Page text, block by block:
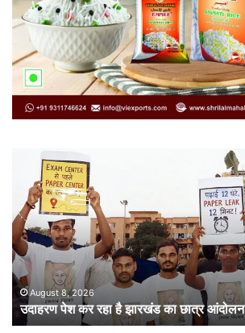
उदाहरण
रहा
है
झारखंड
का
छात्र
आंदोलनAugust 8, 2026
उदाहरण पेश कर रहा है झारखंड का छात्र आंदोलन